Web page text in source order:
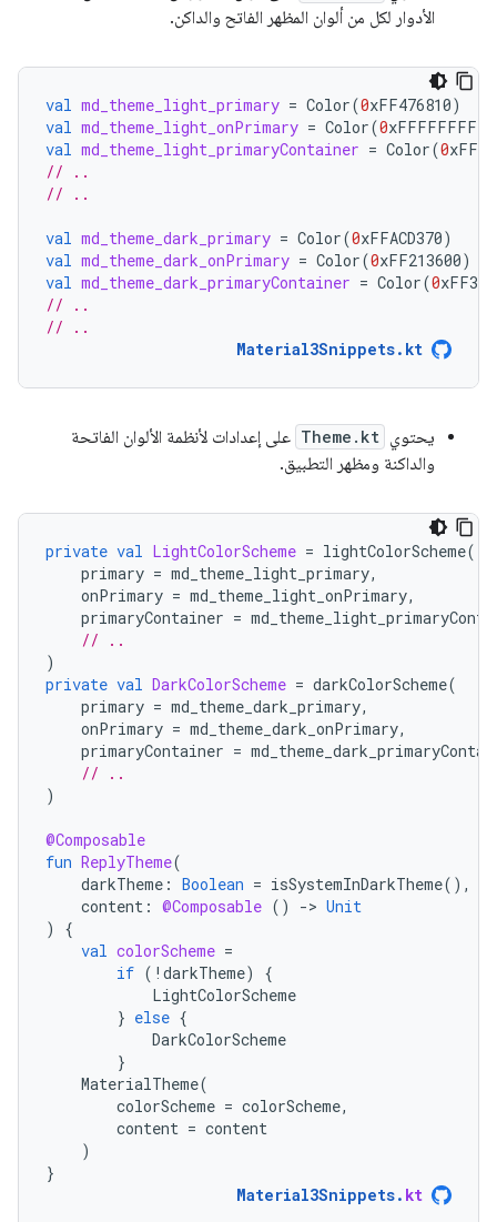
الأدوار لكل من ألوان المظهر الفاتح والداكن.
val md_theme_light_primary = Color(0xFF476810)
val md_theme_light_onPrimary = Color(0xFFFFFFFF
val md_theme_light_primaryContainer = Color(0
// ..
// ..
val md_theme_dark_primary = Color(0xFFACD370)
val md_theme_dark_onPrimary = Color(0xFF213600)
val md_theme_dark_primaryContainer = Color(0
// ..
// ..
Material3Snippets.kt
يحتوي Theme.kt على إعدادات لأنظمة الألوان الفاتحة
والداكنة ومظهر التطبيق.
private val LightColorScheme = lightColorScheme(
primary = md_theme_light_primary,
onPrimary = md_theme_light_onPrimary,
primaryContainer =
// ..
)
private val DarkColorScheme = darkColorScheme(
primary = md_theme_dark_primary,
onPrimary = md_theme_dark_onPrimary,
primaryContainer =
// ..
)
@Composable
fun ReplyTheme(
darkTheme : Boolean = isSystemInDarkTheme(),
content : @Composable () -> Unit
)
{
val colorScheme =
if ( ! darkTheme)
{
LightColorScheme
} else {
DarkColorScheme
}
MaterialTheme(
colorScheme = colorScheme,
content = content
)
}
Material3Snippets. kt